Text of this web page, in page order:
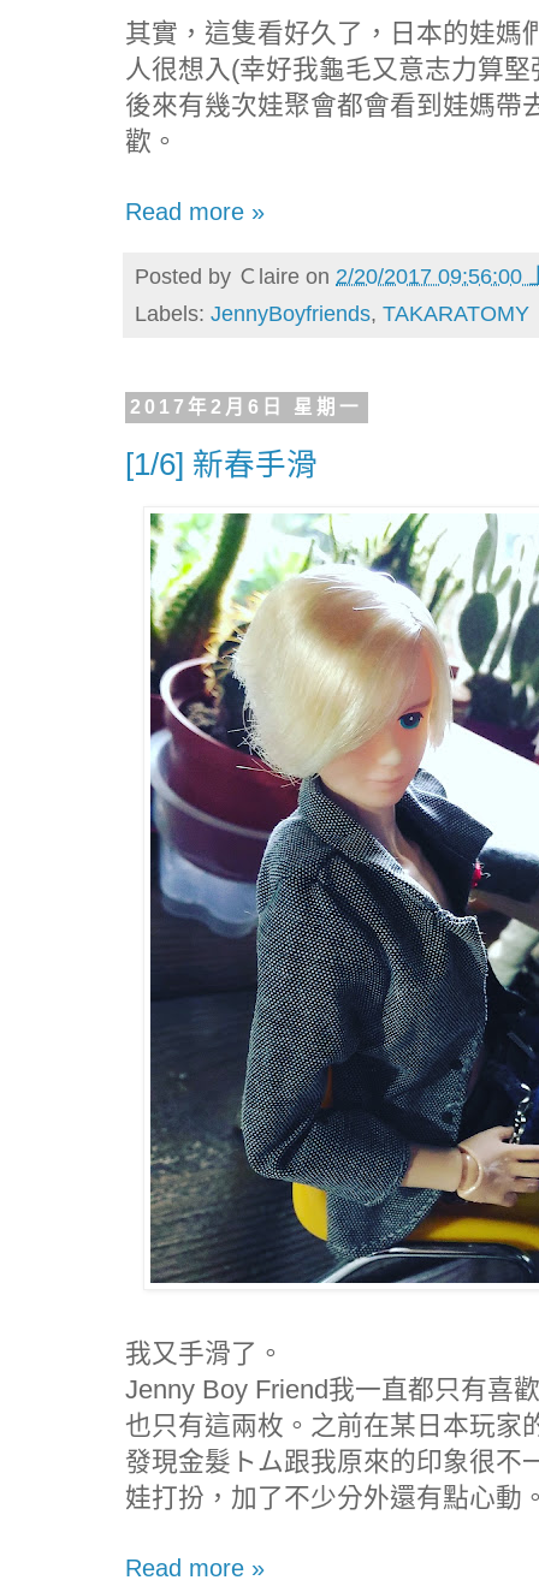
其實，這隻看好久了，日本的娃媽
人很想入(幸好我龜毛又意志力算堅
後來有幾次娃聚會都會看到娃媽帶
歡。
Read more »
Posted by Ｃlaire on 2/20/2017 09:56:00
Labels: JennyBoyfriends, TAKARATOMY
2017年2月6日 星期一
[1/6] 新春手滑
我又手滑了。
Jenny Boy Friend我一直都只有喜
也只有這兩枚。之前在某日本玩家
發現金髮トム跟我原來的印象很不
娃打扮，加了不少分外還有點心動
Read more »